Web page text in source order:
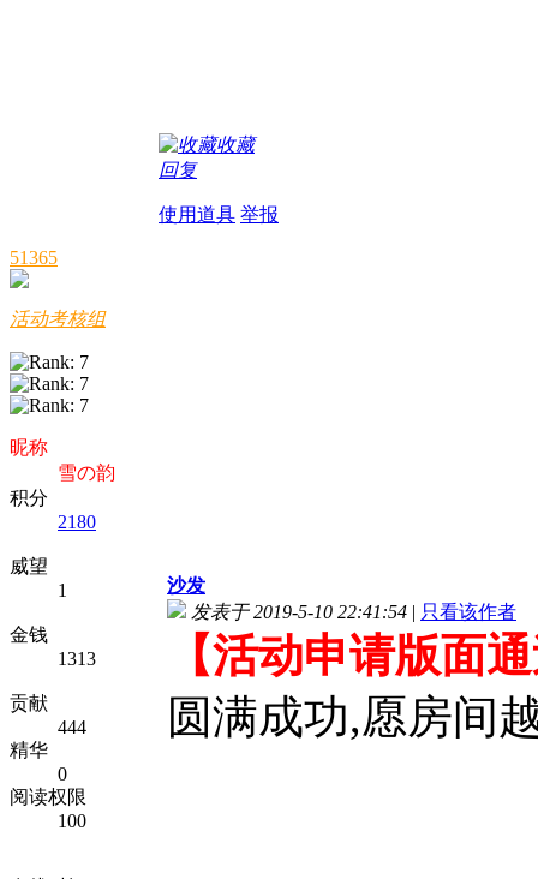
收藏
回复
使用道具 举报
51365
活动考核组
昵称
雪の韵
积分
2180
威望
1
金钱
1313
贡献
444
精华
0
阅读权限
100
沙发
发表于 2019-5-10 22:41:54 | 只看该作者
【活动申请版面
圆满成功,愿房间